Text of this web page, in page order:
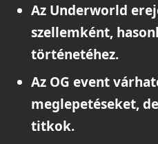
Az Underworld
szellemként,
történetéhez.
Az OG event
meglepetéseket,
titkok.